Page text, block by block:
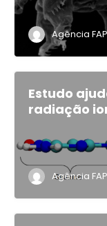
Agência
Estudo
radiação
Agência